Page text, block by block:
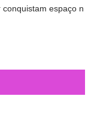
espaço n